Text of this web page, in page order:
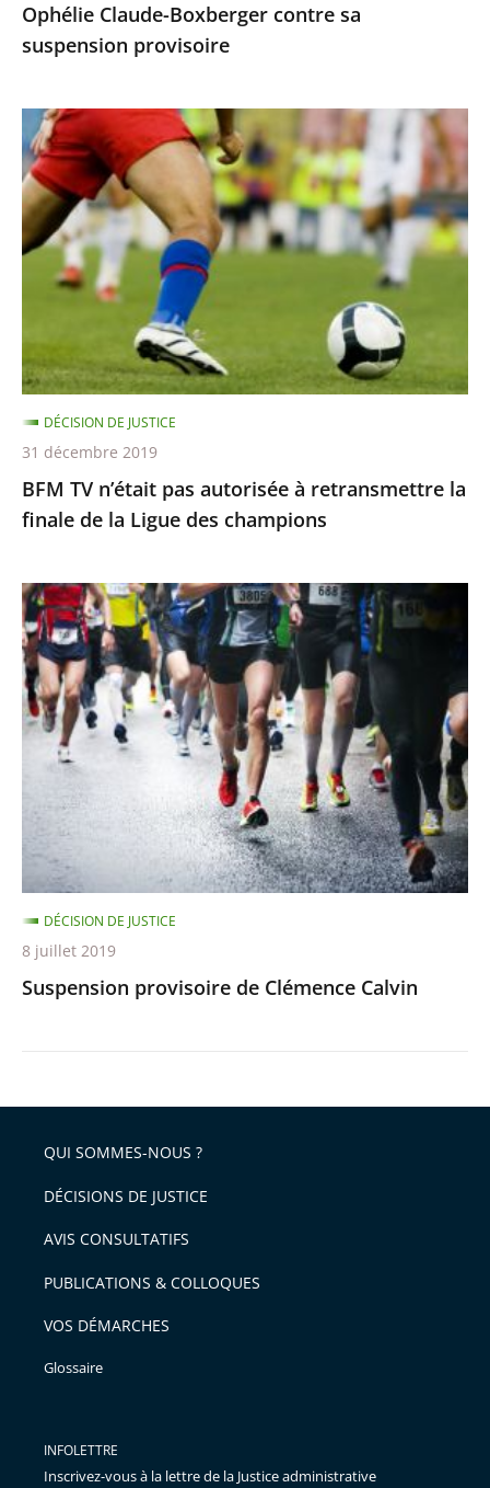
suspension
provisoire
Ophélie Claude-Boxberger contre sa
suspension provisoire
BFM
TV
n’était
pas
autorisée
retransmettre
la
finale
de
la
Ligue
des
champions
BFM TV n’était pas autorisée à retransmettre la
finale de la Ligue des champions
DÉCISION DE JUSTICE
31 décembre 2019
Suspension
provisoire
de
Clémence
Calvin
Suspension provisoire de Clémence Calvin
DÉCISION DE JUSTICE
8 juillet 2019
QUI SOMMES-NOUS ?
DÉCISIONS DE JUSTICE
AVIS CONSULTATIFS
PUBLICATIONS & COLLOQUES
VOS DÉMARCHES
Glossaire
INFOLETTRE
Inscrivez-vous à la lettre de la Justice administrative